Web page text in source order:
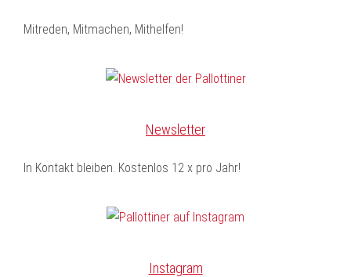
Mitreden, Mitmachen, Mithelfen!
Newsletter
In Kontakt bleiben. Kostenlos 12 x pro Jahr!
Instagram